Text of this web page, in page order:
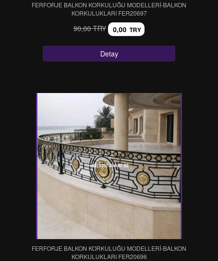
FERFORJE BALKON KORKULUĞU MODELLERİ-BALKON
KORKULUKLARI FER20697
90,00 TRY 0,00 TRY
Detay
FERFORJE BALKON KORKULUĞU MODELLERİ-BALKON
KORKULUKLARI FER20696